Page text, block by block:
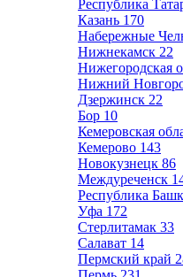
Республика
Казань 170
Набережные
Нижнекамск 22
Нижегородская
Нижний
Дзержинск 22
Бор 10
Кемеровская
Кемерово 143
Новокузнецк 86
Междуреченск
Республика
Уфа 172
Стерлитамак 33
Салават 14
Пермский край